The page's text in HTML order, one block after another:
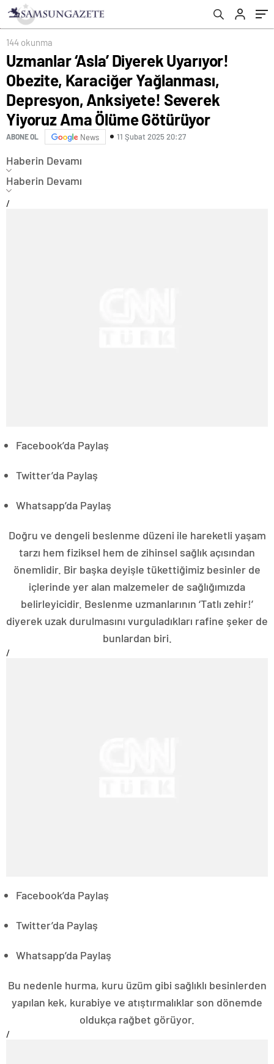
Anksiyete! Severek Yiyoruz Ama Ölüme
Götürüyor
144 okunma
Uzmanlar ‘Asla’ Diyerek Uyarıyor!
Obezite, Karaciğer Yağlanması,
Depresyon, Anksiyete! Severek
Yiyoruz Ama Ölüme Götürüyor
ABONE OL News 11 Şubat 2025 20:27
Haberin Devamı
Haberin Devamı
/
Facebook’da Paylaş
Twitter’da Paylaş
Whatsapp’da Paylaş
Doğru ve dengeli beslenme düzeni ile hareketli yaşam
tarzı hem fiziksel hem de zihinsel sağlık açısından
önemlidir. Bir başka deyişle tükettiğimiz besinler de
içlerinde yer alan malzemeler de sağlığımızda
belirleyicidir. Beslenme uzmanlarının ‘Tatlı zehir!’
diyerek uzak durulmasını vurguladıkları rafine şeker de
bunlardan biri.
/
Facebook’da Paylaş
Twitter’da Paylaş
Whatsapp’da Paylaş
Bu nedenle hurma, kuru üzüm gibi sağlıklı besinlerden
yapılan kek, kurabiye ve atıştırmalıklar son dönemde
oldukça rağbet görüyor.
/